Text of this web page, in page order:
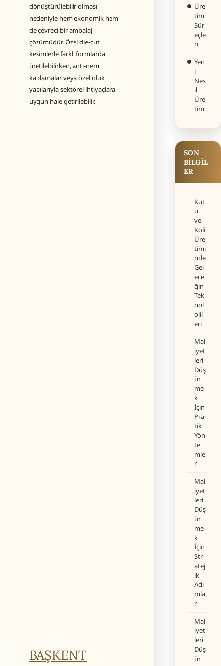
dönüştürülebilir olması
nedeniyle hem ekonomik hem
de çevreci bir ambalaj
çözümüdür. Özel die-cut
kesimlerle farklı formlarda
üretilebilirken, anti-nem
kaplamalar veya özel oluk
yapılarıyla sektörel ihtiyaçlara
uygun hale getirilebilir.
BAŞKENT
Üre
tim
Sür
eçle
ri
Yen
i
Nes
il
Üre
tim
SON
BILGIL
ER
Kut
u
ve
Koli
Üre
timi
nde
Gel
ece
ğin
Tek
nol
ojil
eri
Mal
iyet
leri
Düş
ür
me
k
İçin
Pra
tik
Yön
te
mle
r
Mal
iyet
leri
Düş
ür
me
k
İçin
Str
atej
ik
Adı
mla
r
Mal
iyet
leri
Düş
ür